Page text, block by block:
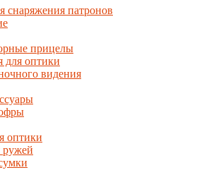
снаряжения патронов
прицелы
для оптики
видения
оптики
ружей